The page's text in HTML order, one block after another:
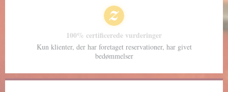
100% certificerede vurderinger
Kun klienter, der har foretaget reservationer, har givet
bedømmelser